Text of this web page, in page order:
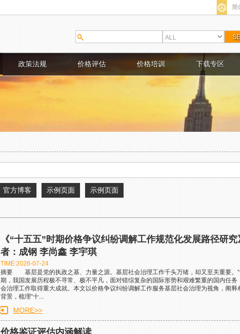
简
政策法规 价格评估 价格培训 下载专区
官方博客 示例页面 示例页面
《“十五五”时期价格争议纠纷调解工作规范化发展路径研究
者：成钢 李尚鑫 李宇琪
TIME:2026-07-24
摘要 基层是党的执政之基、力量之源。基层社会治理工作千头万绪，却又至关重要。“
期，我国发展历程极不寻常、极不平凡，面对错综复杂的国际形势和艰难繁重的国内任务
会治理工作取得重大成就。本文以价格争议纠纷调解工作服务基层社会治理为视角，阐释
背景，梳理“十...
MORE>>
价格鉴证评估内涵解读